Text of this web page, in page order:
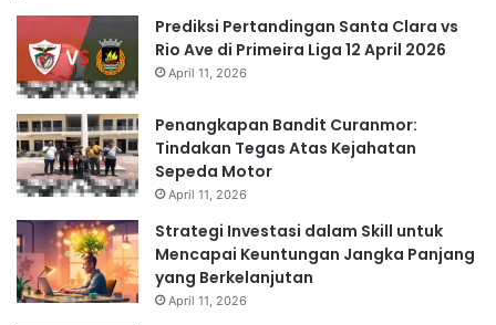
Prediksi Pertandingan Santa Clara vs
Rio Ave di Primeira Liga 12 April 2026
April 11, 2026
Penangkapan Bandit Curanmor:
Tindakan Tegas Atas Kejahatan
Sepeda Motor
April 11, 2026
Strategi Investasi dalam Skill untuk
Mencapai Keuntungan Jangka Panjang
yang Berkelanjutan
April 11, 2026